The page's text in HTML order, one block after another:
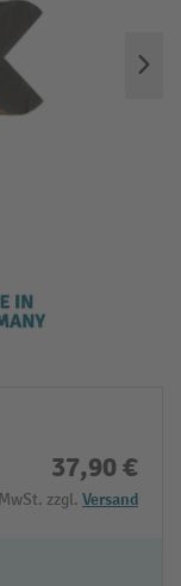
37,90 €
zzgl. Versand